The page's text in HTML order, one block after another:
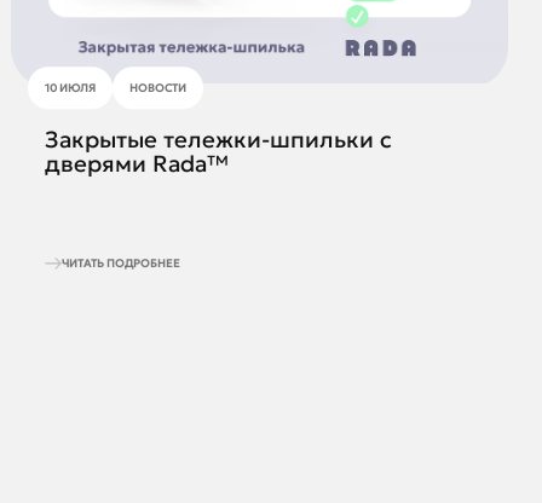
10 ИЮЛЯ НОВОСТИ
Закрытые тележки-шпильки с
дверями Rada™
ЧИТАТЬ ПОДРОБНЕЕ